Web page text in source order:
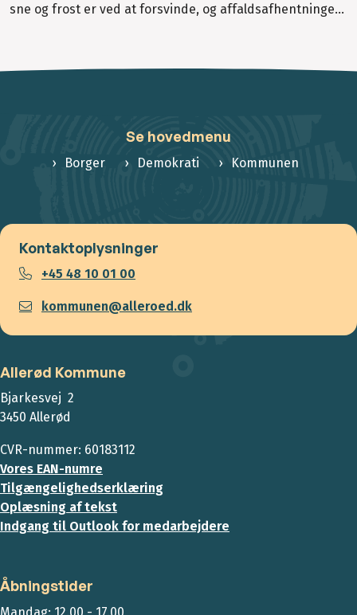
sne og frost er ved at forsvinde, og affaldsafhentninge...
Se hovedmenu
Borger Demokrati Kommunen
Kontaktoplysninger
+45 48 10 01 00
kommunen@alleroed.dk
Allerød Kommune
Bjarkesvej 2
3450 Allerød
CVR-nummer: 60183112
Vores EAN-numre
Tilgængelighedserklæring
Oplæsning af tekst
Indgang til Outlook for medarbejdere
Åbningstider
Mandag: 12.00 - 17.00